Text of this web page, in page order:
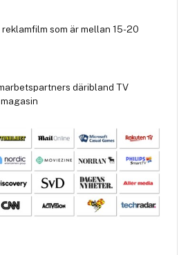
reklamfilm som är mellan 15-20
däribland TV